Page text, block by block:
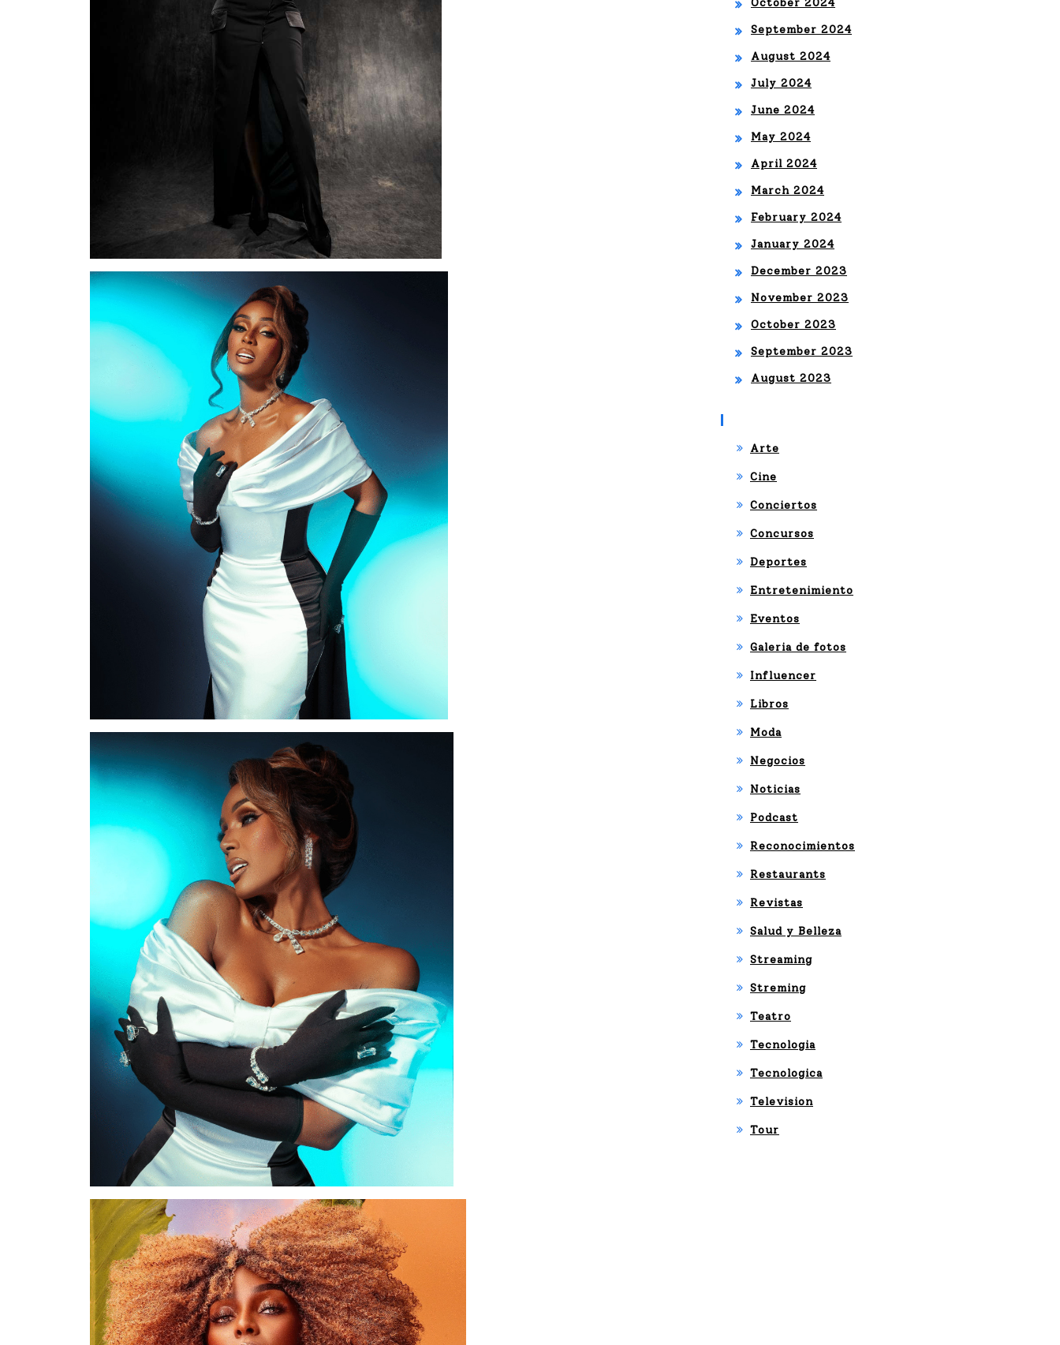
October 2024
September 2024
August 2024
July 2024
June 2024
May 2024
April 2024
March 2024
February 2024
January 2024
December 2023
November 2023
October 2023
September 2023
August 2023
Arte
Cine
Conciertos
Concursos
Deportes
Entretenimiento
Eventos
Galeria de fotos
Influencer
Libros
Moda
Negocios
Noticias
Podcast
Reconocimientos
Restaurants
Revistas
Salud y Belleza
Streaming
Streming
Teatro
Tecnologia
Tecnologica
Television
Tour